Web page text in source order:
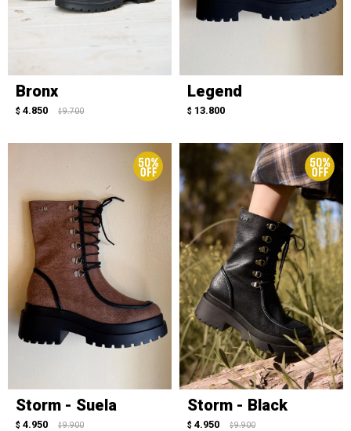
Bronx
$ 4.850 $ 9.700
Legend
$ 13.800
Storm - Suela
$ 4.950 $ 9.900
Storm - Black
$ 4.950 $ 9.900